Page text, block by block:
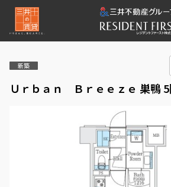
新築
Ｕｒｂａｎ Ｂｒｅｅｚｅ 巣鴨 5